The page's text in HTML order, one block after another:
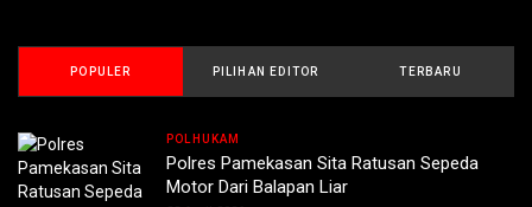
POPULER PILIHAN EDITOR TERBARU
POLHUKAM
Polres Pamekasan Sita Ratusan Sepeda
Motor Dari Balapan Liar